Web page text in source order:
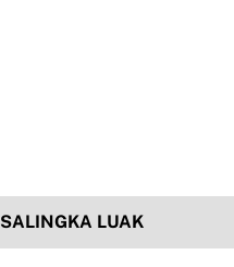
SALINGKA LUAK